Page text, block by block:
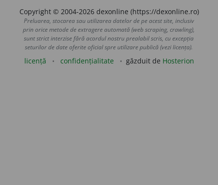
Copyright © 2004-2026 dexonline (https://dexonline.ro)
Preluarea, stocarea sau utilizarea datelor de pe acest site, inclusiv
prin orice metode de extragere automată (web scraping, crawling),
sunt strict interzise fără acordul nostru prealabil scris, cu excepția
seturilor de date oferite oficial spre utilizare publică (vezi licența).
licență confidențialitate găzduit de Hosterion